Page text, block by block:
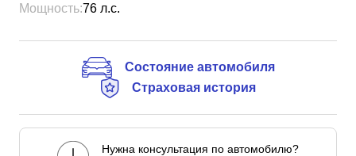
Мощность:76 л.с.
Состояние автомобиля
Страховая история
Нужна консультация по автомобилю?